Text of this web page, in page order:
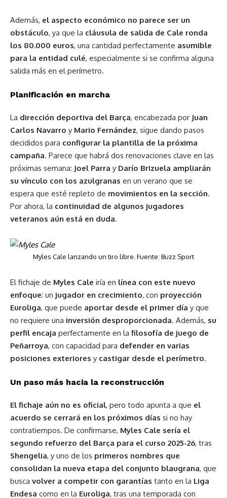
Además, el aspecto económico no parece ser un
obstáculo, ya que la cláusula de salida de Cale ronda
los 80.000 euros, una cantidad perfectamente asumible
para la entidad culé, especialmente si se confirma alguna
salida más en el perímetro.
Planificación en marcha
La dirección deportiva del Barça, encabezada por Juan
Carlos Navarro y Mario Fernández, sigue dando pasos
decididos para configurar la plantilla de la próxima
campaña. Parece que habrá dos renovaciones clave en las
próximas semana: Joel Parra y Darío Brizuela ampliarán
su vínculo con los azulgranas en un verano que se
espera que esté repleto de movimientos en la sección.
Por ahora, la continuidad de algunos jugadores
veteranos aún está en duda.
Myles Cale lanzando un tiro libre. Fuente: Buzz Sport
El fichaje de Myles Cale iría en línea con este nuevo
enfoque: un jugador en crecimiento, con proyección
Euroliga, que puede aportar desde el primer día y que
no requiere una inversión desproporcionada. Además, su
perfil encaja perfectamente en la filosofía de juego de
Peñarroya, con capacidad para defender en varias
posiciones exteriores y castigar desde el perímetro.
Un paso más hacia la reconstrucción
El fichaje aún no es oficial, pero todo apunta a que el
acuerdo se cerrará en los próximos días si no hay
contratiempos. De confirmarse, Myles Cale sería el
segundo refuerzo del Barça para el curso 2025-26, tras
Shengelia, y uno de los primeros nombres que
consolidan la nueva etapa del conjunto blaugrana, que
busca volver a competir con garantías tanto en la Liga
Endesa como en la Euroliga, tras una temporada con